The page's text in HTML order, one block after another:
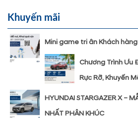
Khuyến mãi
Mini game tri ân Khách
Chương Trình Ưu
Rực Rỡ, Khuyến
HYUNDAI STARGAZER X –
NHẤT PHÂN KHÚC